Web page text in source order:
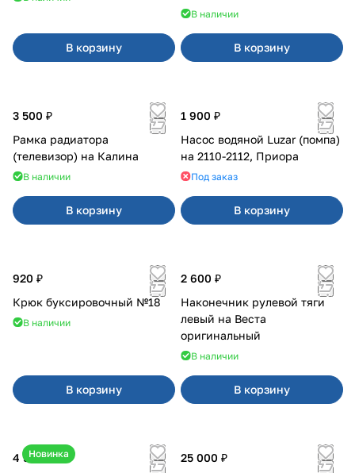
В корзину
4х4В наличии
В корзину
3 500 ₽
Рамка радиатора
(телевизор) на Калина
В наличии
В корзину
1 900 ₽
Насос водяной Luzar (помпа)
на 2110-2112, Приора
Под заказ
В корзину
920 ₽
Крюк буксировочный №18
В наличии
В корзину
2 600 ₽
Наконечник рулевой тяги
левый на Веста
оригинальный
В наличии
В корзину
Новинка
4 550 ₽
25 000 ₽